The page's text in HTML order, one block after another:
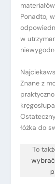
Ponadto,
w
Znane z
łóżka do
To